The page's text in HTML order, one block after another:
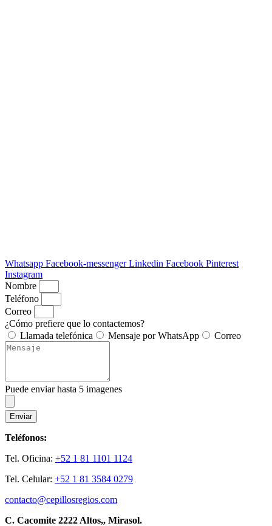
Whatsapp Facebook-messenger Linkedin Facebook Pinterest
Instagram
Nombre
Teléfono
Correo
¿Cómo prefiere que lo contactemos?
Llamada telefónica
Mensaje por WhatsApp Correo
Puede enviar hasta 5 imagenes
Enviar
Teléfonos:
Tel. Oficina: +52 1 81 1101 1124
Tel. Celular: +52 1 81 3584 0279
contacto@cepillosregios.com
C. Cacomite 2222 Altos,, Mirasol.